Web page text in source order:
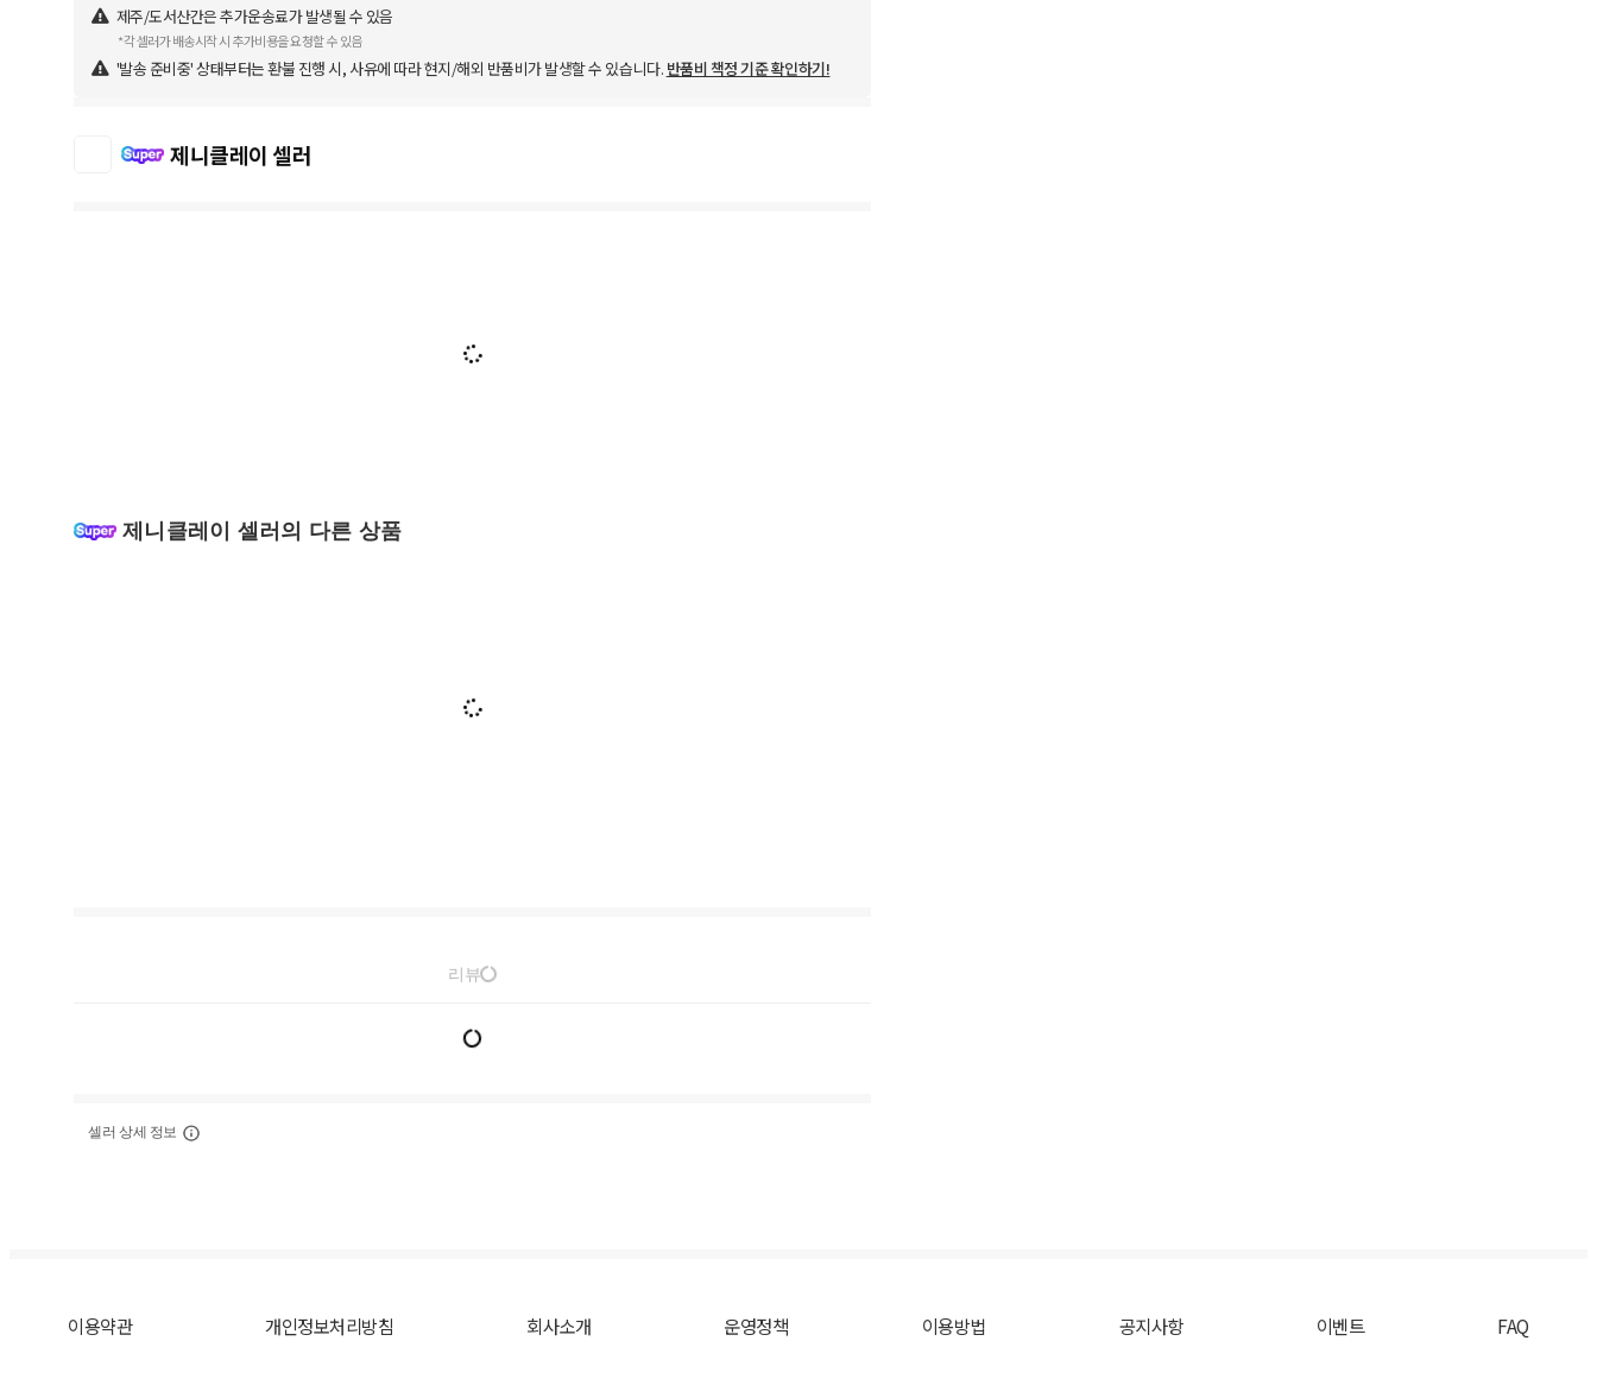
제주/도서산간은 추가운송료가 발생될 수 있음
*각 셀러가 배송시작 시 추가비용을 요청할 수 있음
'발송 준비중' 상태부터는 환불 진행 시, 사유에 따라 현지/해외 반품비가 발생할 수 있습니다. 반품비 책정 기준 확인하기!
제니클레이 셀러
제니클레이 셀러의 다른 상품
리뷰
셀러 상세 정보
이용약관 개인정보처리방침 회사소개 운영정책 이용방법 공지사항 이벤트 FAQ